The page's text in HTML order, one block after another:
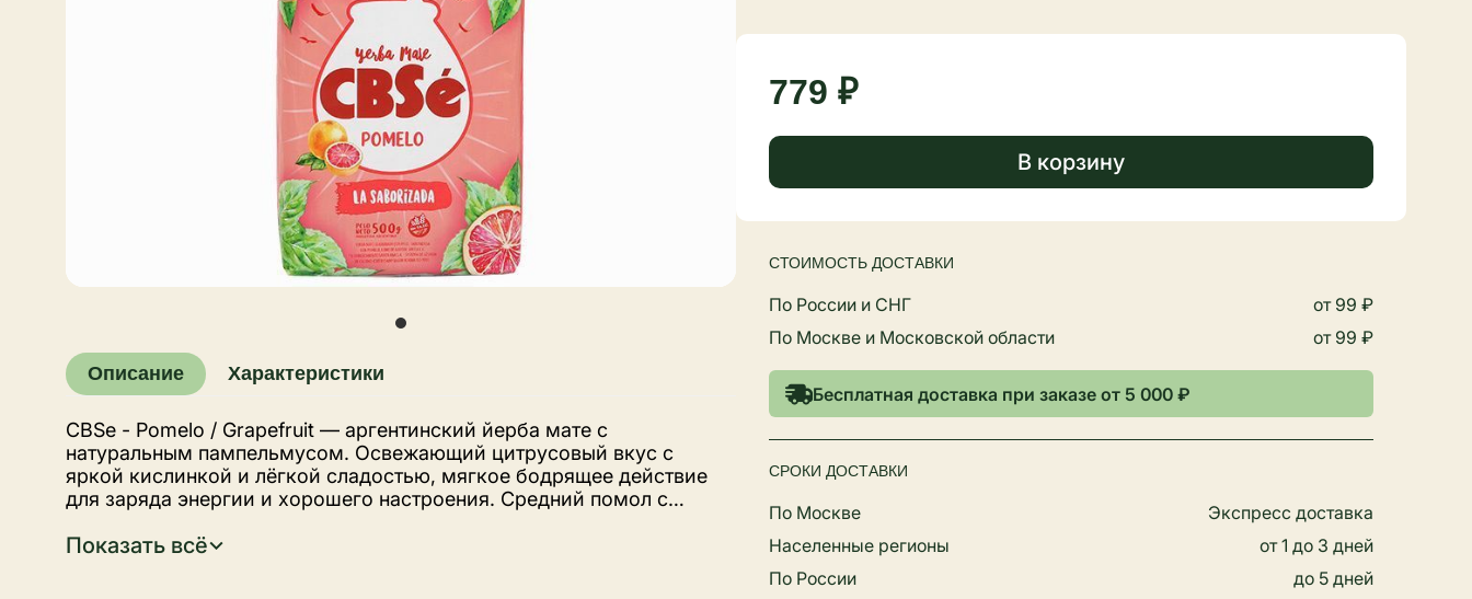
Описание Характеристики
CBSe - Pomelo / Grapefruit — аргентинский йерба мате с
натуральным пампельмусом. Освежающий цитрусовый вкус с
яркой кислинкой и лёгкой сладостью, мягкое бодрящее действие
для заряда энергии и хорошего настроения. Средний помол с
традиционного аргентинского стиля для ценителей
Показать всё
779 ₽
В корзину
СТОИМОСТЬ ДОСТАВКИ
По России и СНГ
от 99 ₽
По Москве и Московской области
от 99 ₽
Бесплатная доставка при заказе от 5 000 ₽
СРОКИ ДОСТАВКИ
По Москве
Экспресс доставка
Населенные регионы
от 1 до 3 дней
По России
до 5 дней